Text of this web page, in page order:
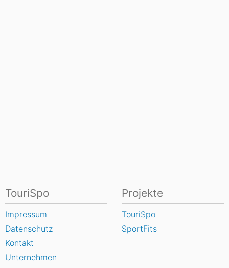
TouriSpo
Impressum
Datenschutz
Kontakt
Unternehmen
Projekte
TouriSpo
SportFits